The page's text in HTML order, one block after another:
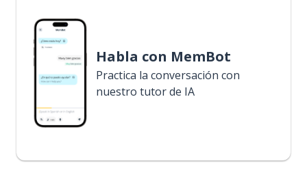
Habla con MemBot
Practica la conversación con
nuestro tutor de IA